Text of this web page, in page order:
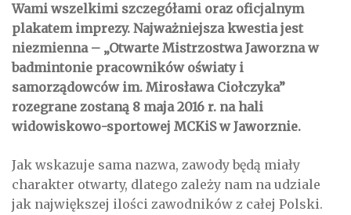
Wami wszelkimi szczegółami oraz oficjalnym
plakatem imprezy. Najważniejsza kwestia jest
niezmienna – „Otwarte Mistrzostwa Jaworzna w
badmintonie pracowników oświaty i
samorządowców im. Mirosława Ciołczyka”
rozegrane zostaną 8 maja 2016 r. na hali
widowiskowo-sportowej MCKiS w Jaworznie.
Jak wskazuje sama nazwa, zawody będą miały
charakter otwarty, dlatego zależy nam na udziale
jak największej ilości zawodników z całej Polski.